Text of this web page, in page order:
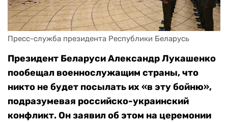
Пресс-служба президента Республики Беларусь
Президент Беларуси Александр Лукашенко
пообещал военнослужащим страны, что
никто не будет посылать их «в эту бойню»,
подразумевая российско-украинский
конфликт. Он заявил об этом на церемонии